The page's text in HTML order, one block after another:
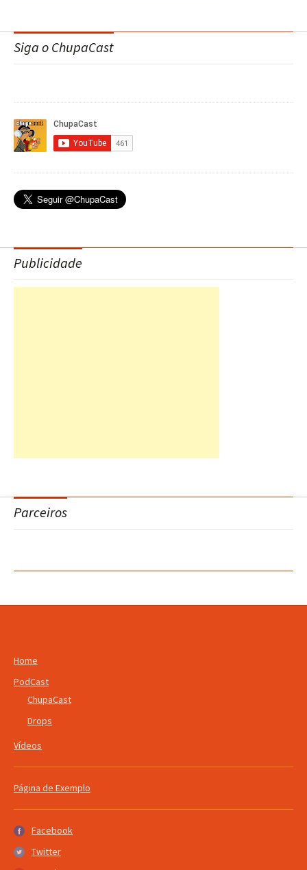
Siga o ChupaCast
Publicidade
Parceiros
Home
PodCast
ChupaCast
Drops
Vídeos
Página de Exemplo
Facebook
Facebook
Twitter
Twitter